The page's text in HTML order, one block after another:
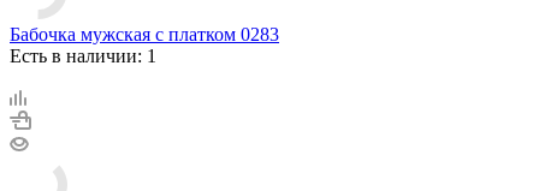
Бабочка мужская с платком 0283
Есть в наличии: 1